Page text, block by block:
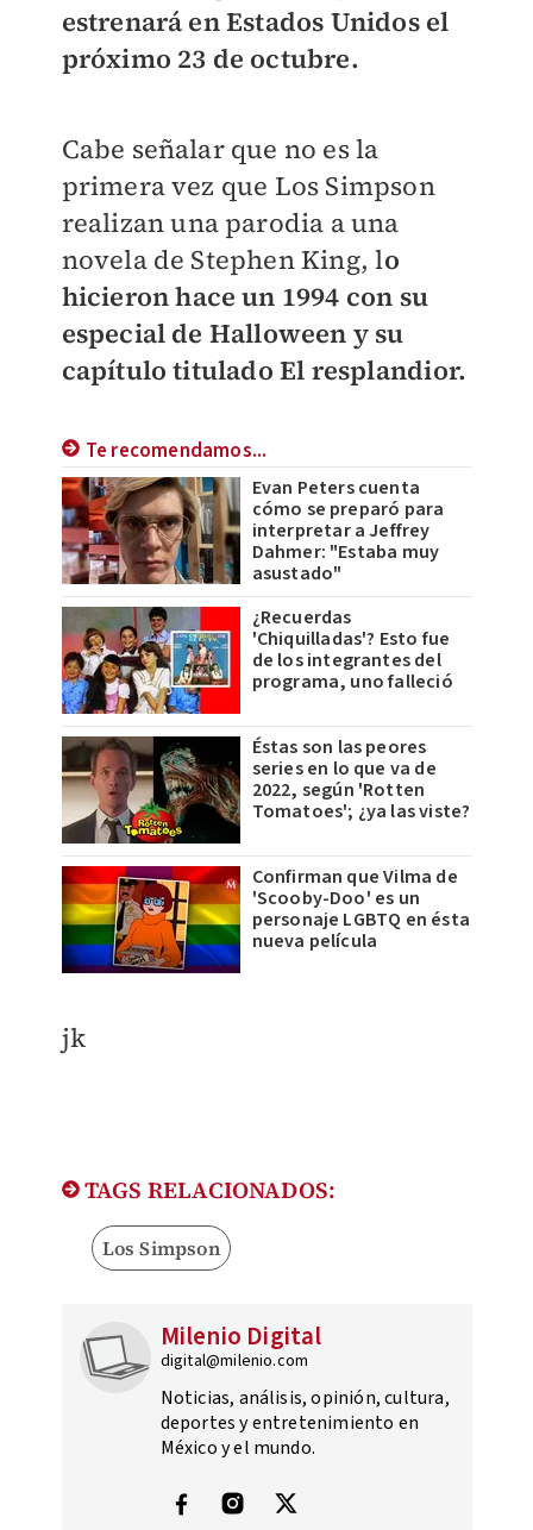
estrenará en Estados Unidos el
próximo 23 de octubre.
Cabe señalar que no es la
primera vez que Los Simpson
realizan una parodia a una
novela de Stephen King, lo
hicieron hace un 1994 con su
especial de Halloween y su
capítulo titulado El resplandior.
Te recomendamos...
Evan Peters cuenta
cómo se preparó para
interpretar a Jeffrey
Dahmer: "Estaba muy
asustado"
¿Recuerdas
'Chiquilladas'? Esto fue
de los integrantes del
programa, uno falleció
Éstas son las peores
series en lo que va de
2022, según 'Rotten
Tomatoes'; ¿ya las viste?
Confirman que Vilma de
'Scooby-Doo' es un
personaje LGBTQ en ésta
nueva película
jk
TAGS RELACIONADOS:
Los Simpson
Milenio Digital
digital@milenio.com
Noticias, análisis, opinión, cultura,
deportes y entretenimiento en
México y el mundo.